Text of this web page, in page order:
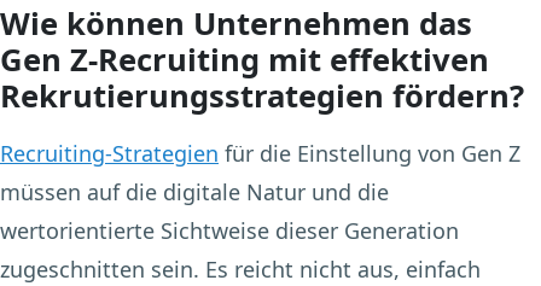
Wie können Unternehmen das
Gen Z-Recruiting mit effektiven
Rekrutierungsstrategien fördern?
Recruiting-Strategien für die Einstellung von Gen Z
müssen auf die digitale Natur und die
wertorientierte Sichtweise dieser Generation
zugeschnitten sein. Es reicht nicht aus, einfach